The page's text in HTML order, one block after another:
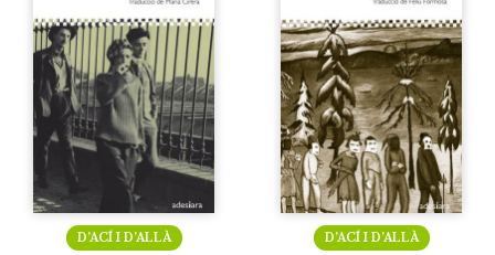
D’ACÍ I D’ALLÀ D’ACÍ I D’ALLÀ